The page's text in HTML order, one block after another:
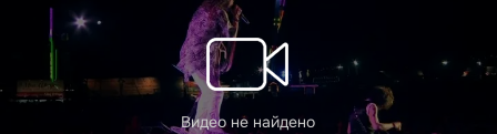
Видео не найдено